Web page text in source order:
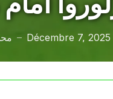
— Décembre 7, 2025